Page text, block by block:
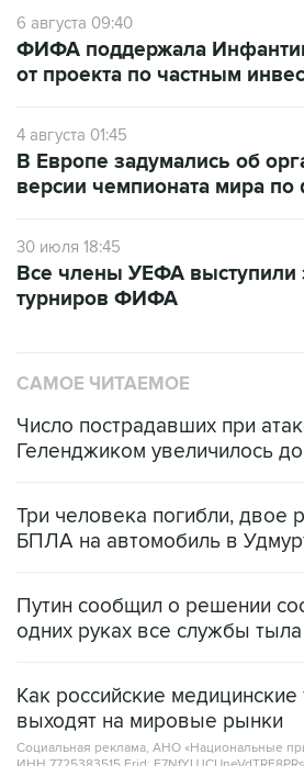
6 августа 09:40
ФИФА поддержала
от проекта по частным
4 августа 01:45
В Европе задумались об
версии чемпионата мира по
30 июля 18:45
Все члены УЕФА выступили
турниров ФИФА
САМОЕ ЧИТАЕМОЕ
Число пострадавших при
Геленджиком увеличилось
Три человека погибли, двое
БПЛА на автомобиль в
Путин сообщил о решении
одних руках все службы
Как российские медицинские
выходят на мировые рынки
Социальная реклама, АНО «Национальные